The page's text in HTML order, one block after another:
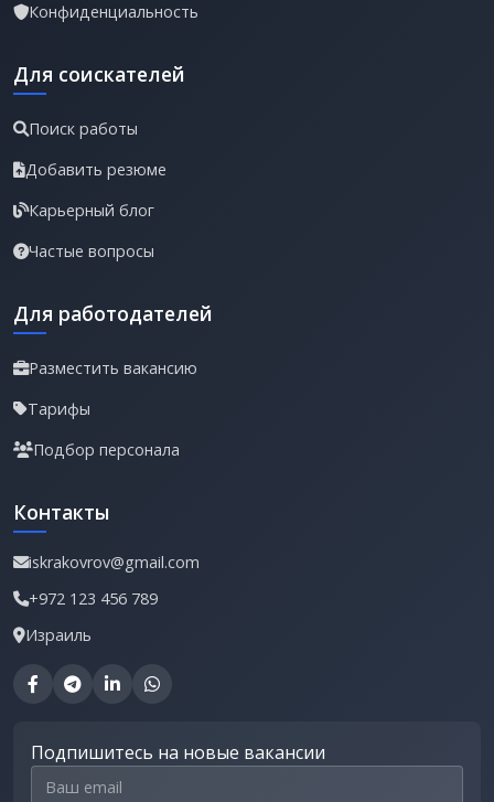
Конфиденциальность
Для соискателей
Поиск работы
Добавить резюме
Карьерный блог
Частые вопросы
Для работодателей
Разместить вакансию
Тарифы
Подбор персонала
Контакты
iskrakovrov@gmail.com
+972 123 456 789
Израиль
Подпишитесь на новые вакансии
Email для подписки